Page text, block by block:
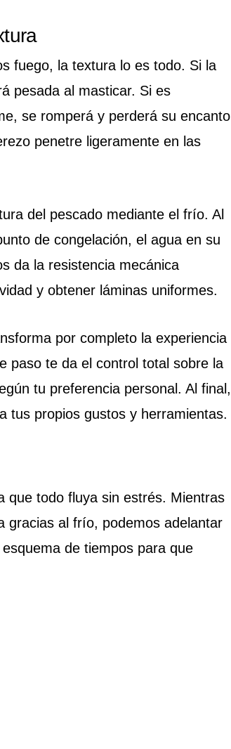
fuego, la textura lo es todo. Si la
pesada al masticar. Si es
se romperá y perderá su encanto
penetre ligeramente en las
del pescado mediante el frío. Al
de congelación, el agua en su
da la resistencia mecánica
y obtener láminas uniformes.
por completo la experiencia
paso te da el control total sobre la
tu preferencia personal. Al final,
tus propios gustos y herramientas.
que todo fluya sin estrés. Mientras
gracias al frío, podemos adelantar
de tiempos para que